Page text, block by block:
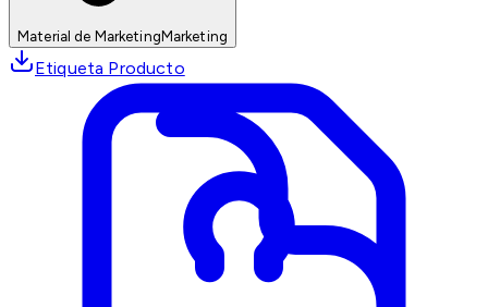
Material de MarketingMarketing
Etiqueta Producto